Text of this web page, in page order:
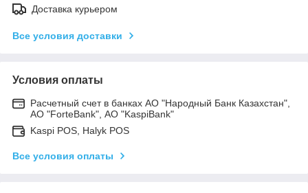
Доставка курьером
Все условия доставки
Условия оплаты
Расчетный счет в банках АО "Народный Банк Казахстан",
АО "ForteBank", АО "KaspiBank"
Kaspi POS, Halyk POS
Все условия оплаты